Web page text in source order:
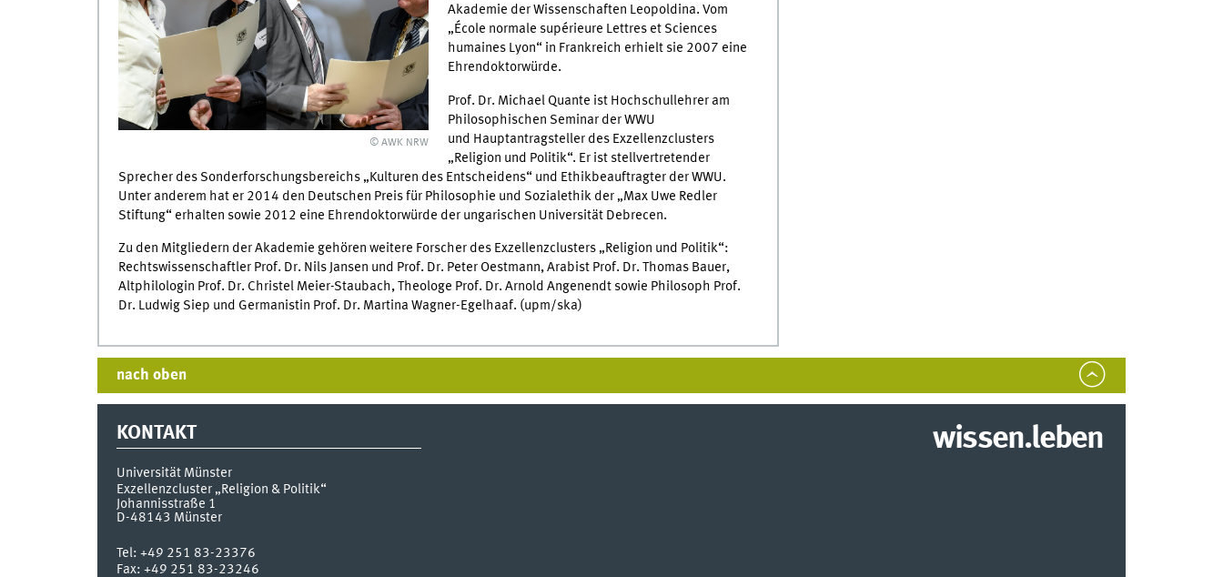
© AWK NRW
Akademie der Wissenschaften Leopoldina. Vom
„École normale supérieure Lettres et Sciences
humaines Lyon“ in Frankreich erhielt sie 2007 eine
Ehrendoktorwürde.
Prof. Dr. Michael Quante ist Hochschullehrer am
Philosophischen Seminar der WWU
und Hauptantragsteller des Exzellenzclusters
„Religion und Politik“. Er ist stellvertretender
Sprecher des Sonderforschungsbereichs „Kulturen des Entscheidens“ und Ethikbeauftragter der WWU.
Unter anderem hat er 2014 den Deutschen Preis für Philosophie und Sozialethik der „Max Uwe Redler
Stiftung“ erhalten sowie 2012 eine Ehrendoktorwürde der ungarischen Universität Debrecen.
Zu den Mitgliedern der Akademie gehören weitere Forscher des Exzellenzclusters „Religion und Politik“:
Rechtswissenschaftler Prof. Dr. Nils Jansen und Prof. Dr. Peter Oestmann, Arabist Prof. Dr. Thomas Bauer,
Altphilologin Prof. Dr. Christel Meier-Staubach, Theologe Prof. Dr. Arnold Angenendt sowie Philosoph Prof.
Dr. Ludwig Siep und Germanistin Prof. Dr. Martina Wagner-Egelhaaf. (upm/ska)
nach oben
KONTAKT
Universität Münster
Exzellenzcluster „Religion & Politik“
Johannisstraße 1
D-48143 Münster
Tel: +49 251 83-23376
Fax: +49 251 83-23246
wissen.leben